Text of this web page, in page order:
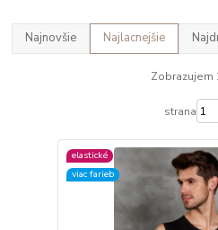
Najnovšie Najlacnejšie
Zobrazujem
strana
elastické
viac farieb